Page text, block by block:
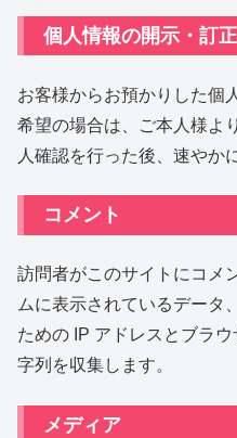
個人情報の開示・訂
お客様からお預かりした個
希望の場合は、ご本人様よ
人確認を行った後、速やか
コメント
訪問者がこのサイトにコメ
ムに表示されているデータ
ための IP アドレスとブラ
字列を収集します。
メディア